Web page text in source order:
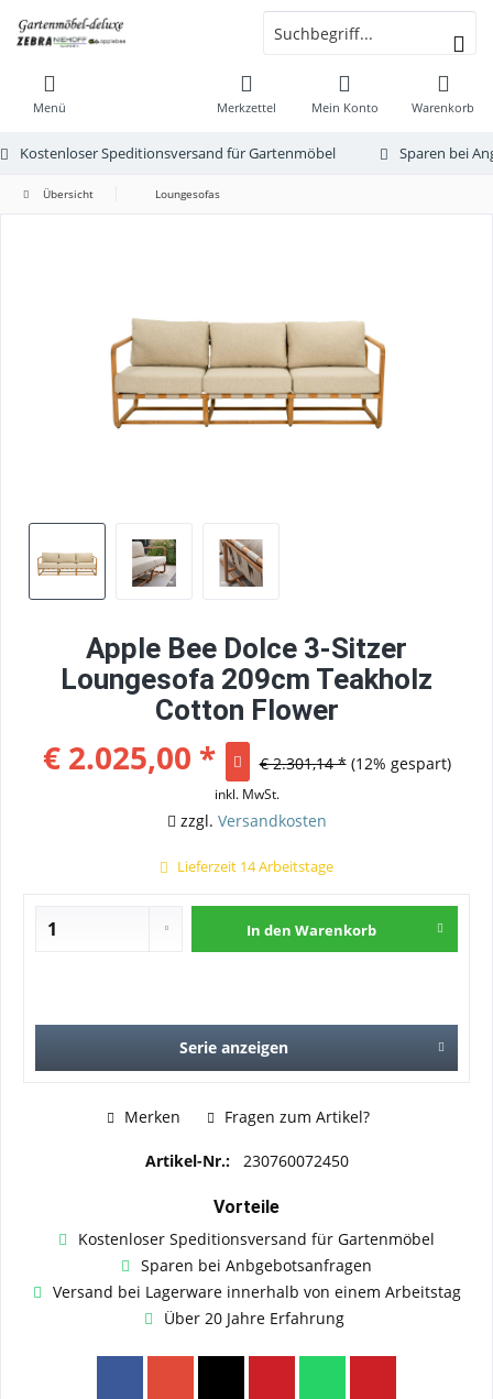
Menü Warenkorb
Merkzettel Mein Konto
Kostenloser Speditionsversand für Gartenmöbel Sparen bei
Übersicht Loungesofas
Apple Bee Dolce 3-Sitzer
Loungesofa 209cm Teakholz
Cotton Flower
€ 2.025,00 * € 2.301,14 * (12% gespart)
inkl. MwSt.
zzgl. Versandkosten
Lieferzeit 14 Arbeitstage
In den Warenkorb
Serie anzeigen
Merken Fragen zum Artikel?
Artikel-Nr.: 230760072450
Vorteile
Kostenloser Speditionsversand für Gartenmöbel
Sparen bei Anbgebotsanfragen
Versand bei Lagerware innerhalb von einem Arbeitstag
Über 20 Jahre Erfahrung